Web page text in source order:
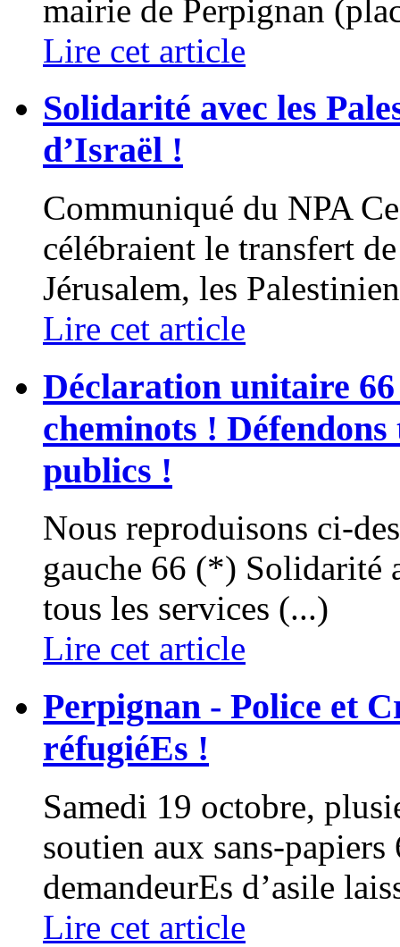
mairie de Perpignan
Lire cet article
Solidarité avec les
d’Israël !
Communiqué du NPA
célébraient le transfert
Jérusalem, les
Lire cet article
Déclaration unitaire
cheminots ! Défendons
publics !
Nous reproduisons ci-
gauche 66 (*) Solidarité
tous les services (...)
Lire cet article
Perpignan - Police et
réfugiéEs !
Samedi 19 octobre,
soutien aux sans-papiers
demandeurEs d’asile
Lire cet article